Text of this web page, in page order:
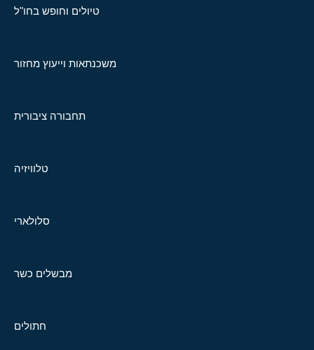
טיולים וחופש בחו"ל
משכנתאות וייעוץ מחזור
תחבורה ציבורית
טלוויזיה
סלולארי
מבשלים כשר
חתולים